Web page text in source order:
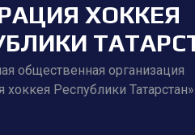
ХОККЕЯ
общественная организация
Республики Татарстан»